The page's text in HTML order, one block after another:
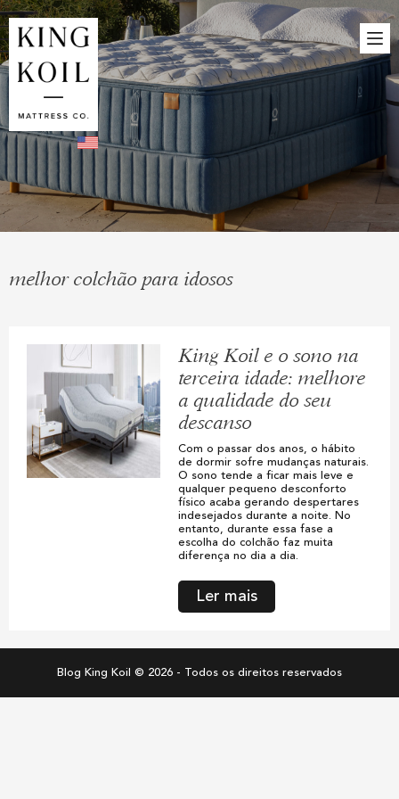
melhor colchão para idosos
King Koil e o sono na
terceira idade: melhore
a qualidade do seu
descanso
Com o passar dos anos, o hábito
de dormir sofre mudanças naturais.
O sono tende a ficar mais leve e
qualquer pequeno desconforto
físico acaba gerando despertares
indesejados durante a noite. No
entanto, durante essa fase a
escolha do colchão faz muita
diferença no dia a dia.
Ler mais
Blog King Koil © 2026 - Todos os direitos reservados